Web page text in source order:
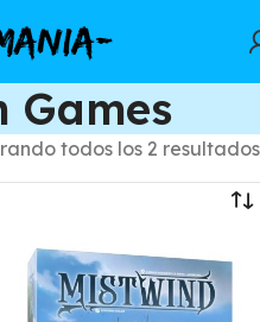
Games
todos los 2 resultados